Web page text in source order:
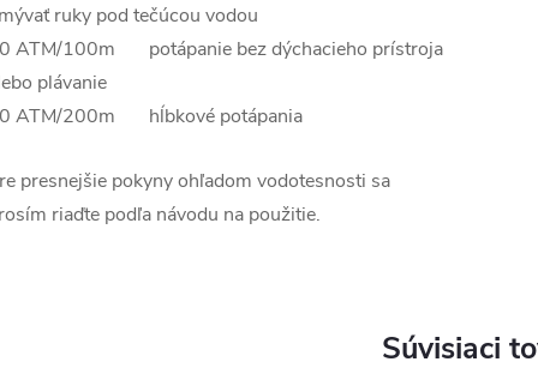
ruky pod tečúcou vodou
ATM/100m potápanie bez dýchacieho prístroja
plávanie
ATM/200m hĺbkové potápania
presnejšie pokyny ohľadom vodotesnosti sa
riaďte podľa návodu na použitie.
Súvisiaci